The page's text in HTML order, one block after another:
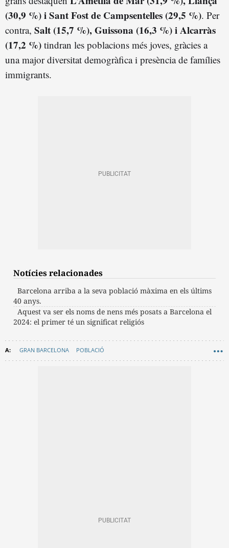
(30,9 %) i Sant Fost de Campsentelles (29,5 %). Per
contra, Salt (15,7 %), Guissona (16,3 %) i Alcarràs
(17,2 %) tindran les poblacions més joves, gràcies a
una major diversitat demogràfica i presència de famílies
immigrants.
Notícies relacionades
Barcelona arriba a la seva població màxima en els últims
40 anys.
Aquest va ser els noms de nens més posats a Barcelona el
2024: el primer té un significat religiós
GRAN BARCELONA POBLACIÓ